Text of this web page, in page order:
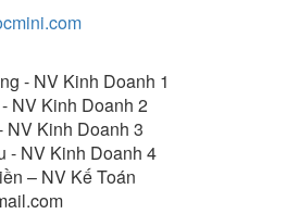
- NV Kinh Doanh 1
NV Kinh Doanh 2
NV Kinh Doanh 3
- NV Kinh Doanh 4
– NV Kế Toán